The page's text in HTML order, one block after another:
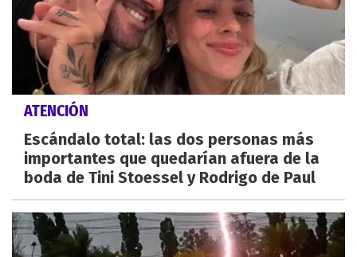
ATENCIÓN
Escándalo total: las dos personas más
importantes que quedarían afuera de la
boda de Tini Stoessel y Rodrigo de Paul